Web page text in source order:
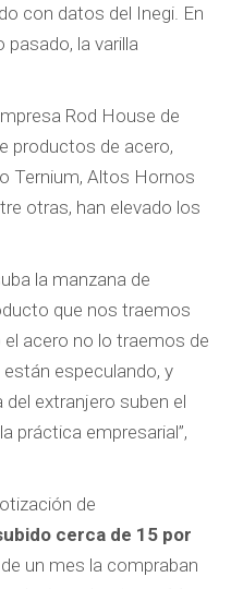
con datos del Inegi. En
la varilla
Rod House de
productos de acero,
Ternium, Altos Hornos
otras, han elevado los
la manzana de
que nos traemos
el acero no lo traemos de
especulando, y
extranjero suben el
práctica empresarial”,
de
cerca de 15 por
un mes la compraban